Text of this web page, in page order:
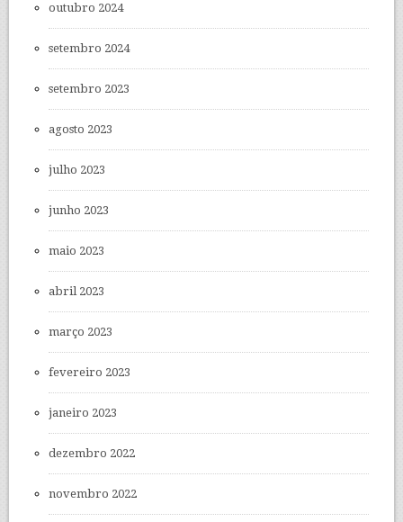
outubro 2024
setembro 2024
setembro 2023
agosto 2023
julho 2023
junho 2023
maio 2023
abril 2023
março 2023
fevereiro 2023
janeiro 2023
dezembro 2022
novembro 2022